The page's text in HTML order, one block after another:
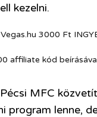
kezelni.
3000 Ft
affiliate kód
MFC
program lenne,